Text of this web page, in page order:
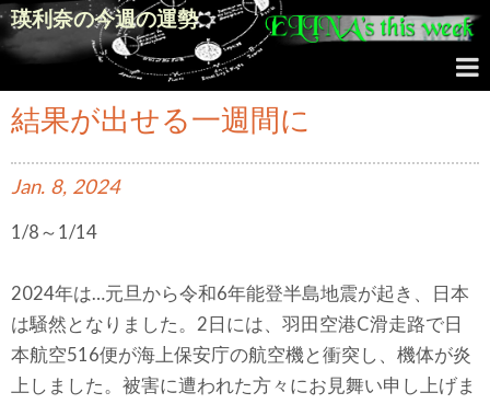
瑛利奈の今週の運勢
結果が出せる一週間に
Jan. 8, 2024
1/8～1/14
2024年は…元旦から令和6年能登半島地震が起き、日本
は騒然となりました。2日には、羽田空港C滑走路で日
本航空516便が海上保安庁の航空機と衝突し、機体が炎
上しました。被害に遭われた方々にお見舞い申し上げま